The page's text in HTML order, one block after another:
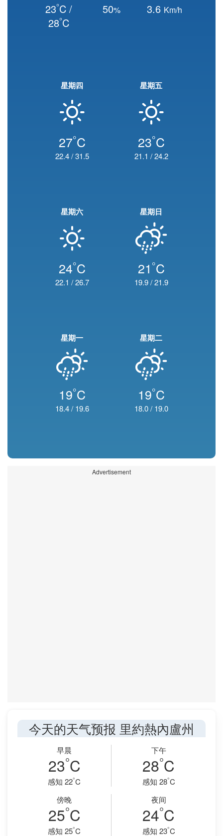
23°C /
28°C
50% 3.6 Km/h
星期四
27°C
22.4/31.5
星期五
23°C
21.1 /24.2
星期六
24°C
22.1 /26.7
星期日
21 °C
19.9/21.9
星期一
19°C
18.4/ 19.6
星期二
19°C
18.0/ 19.0
Advertisement
今天的天气预报 里約熱內盧州
早晨
23°C
感知 22°C
下午
28°C
感知 28°C
傍晚
25°C
感知 25°C
夜间
24°C
感知 23°C